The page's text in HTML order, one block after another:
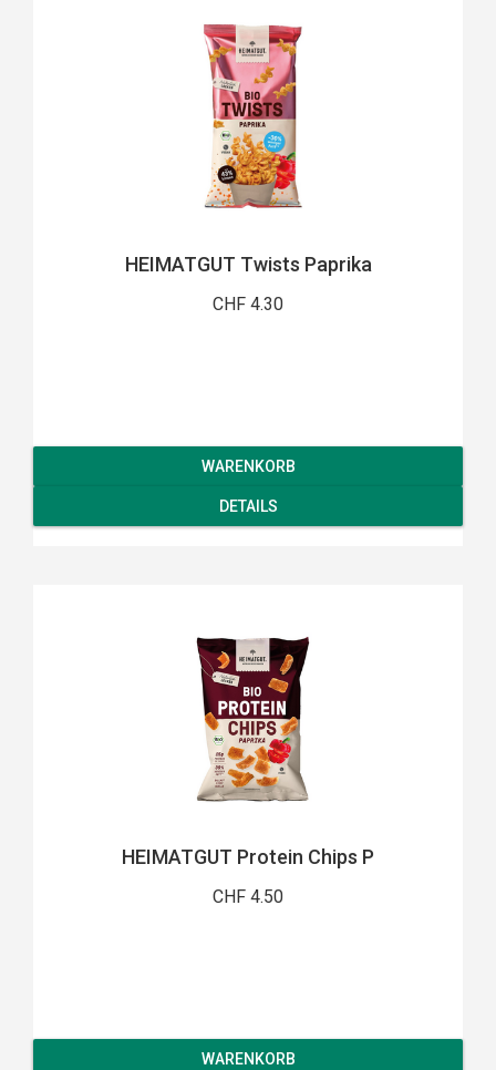
HEIMATGUT Twists Paprika
CHF 4.30
WARENKORB
DETAILS
HEIMATGUT Protein Chips P
CHF 4.50
WARENKORB